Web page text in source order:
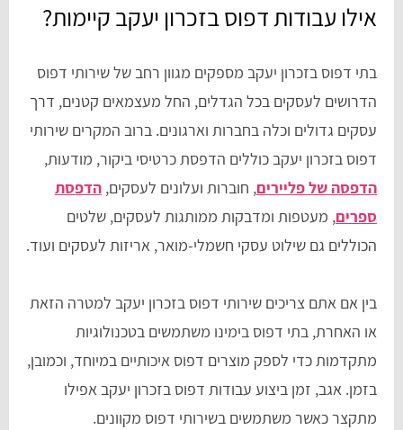
אילו עבודות דפוס בזכרון יעקב קיימות?
בתי דפוס בזכרון יעקב מספקים מגוון רחב של שירותי דפוס
הדרושים לעסקים בכל הגדלים, החל מעצמאים קטנים, דרך
עסקים גדולים וכלה בחברות וארגונים. ברוב המקרים שירותי
דפוס בזכרון יעקב כוללים הדפסת כרטיסי ביקור, מודעות,
הדפסה של פליירים, חוברות ועלונים לעסקים, הדפסת
ספרים, מעטפות ומדבקות ממותגות לעסקים, שלטים
הכוללים גם שילוט עסקי חשמלי-מואר, אריזות לעסקים ועוד.
בין אם אתם צריכים שירותי דפוס בזכרון יעקב למטרה הזאת
או האחרת, בתי דפוס בימינו משתמשים בטכנולוגיות
מתקדמות כדי לספק מוצרים דפוס איכותיים במיוחד, וכמובן,
בזמן. אגב, זמן ביצוע עבודות דפוס בזכרון יעקב אפילו
מתקצר כאשר משתמשים בשירותי דפוס מקוונים.